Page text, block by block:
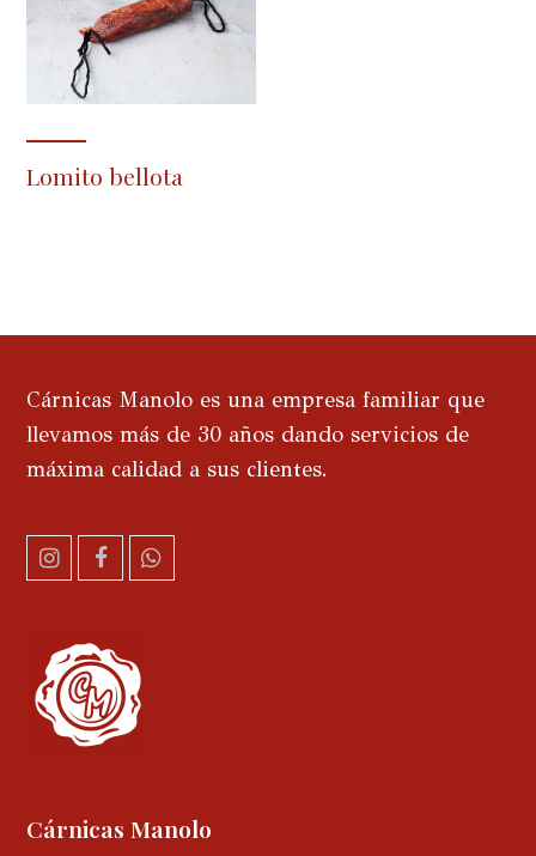
Lomito bellota
Cárnicas Manolo es una empresa familiar que
llevamos más de 30 años dando servicios de
máxima calidad a sus clientes.
I
a
g
r
a
F
b
o
o
k
W
Cárnicas Manolo